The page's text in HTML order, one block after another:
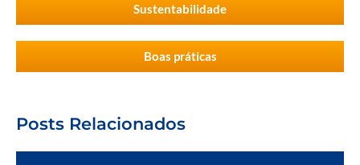
Sustentabilidade
Boas práticas
Posts Relacionados